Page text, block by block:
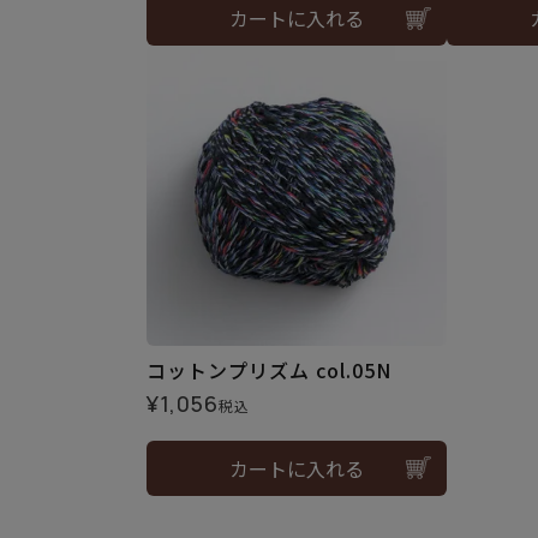
カートに入れる
コットンプリズム col.05N
¥1,056税込
カートに入れる